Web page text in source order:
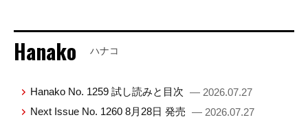
Hanako ハナコ
Hanako No. 1259 試し読みと目次 — 2026.07.27
Next Issue No. 1260 8月28日 発売 — 2026.07.27